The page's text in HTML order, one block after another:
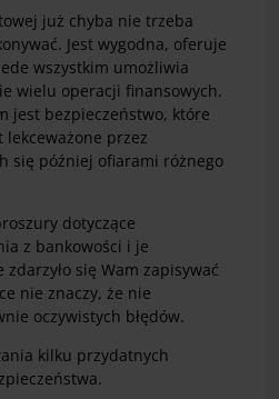
już chyba nie trzeba
Jest wygodna, oferuje
wszystkim umożliwia
wielu operacji finansowych.
jest bezpieczeństwo, które
przez
się później ofiarami różnego
dotyczące
z bankowości i je
zdarzyło się Wam zapisywać
nie znaczy, że nie
oczywistych błędów.
kilku przydatnych